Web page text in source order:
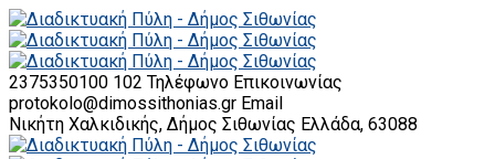
2375350100 102 Τηλέφωνο Επικοινωνίας
protokolo@dimossithonias.gr Email
Νικήτη Χαλκιδικής, Δήμος Σιθωνίας Ελλάδα, 63088